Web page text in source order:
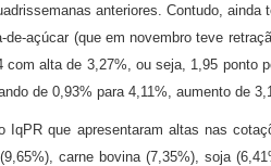
anteriores. Contudo, ainda
de-açúcar (que em novembro teve
com alta de 3,27%, ou seja, 1,95 ponto
de 0,93% para 4,11%, aumento de
IqPR que apresentaram altas nas
carne bovina (7,35%), soja